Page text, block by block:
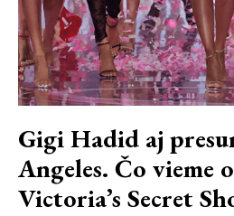
Gigi Hadid aj
Angeles. Čo vieme
Victoria’s Secret